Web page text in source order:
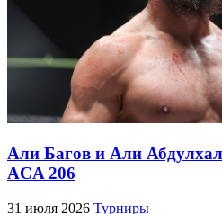
Али Багов и Али
ACA 206
31 июля 2026 Турниры